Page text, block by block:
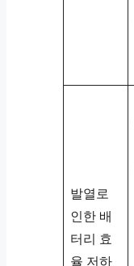
발열로
인한 배
터리 효
율 저하